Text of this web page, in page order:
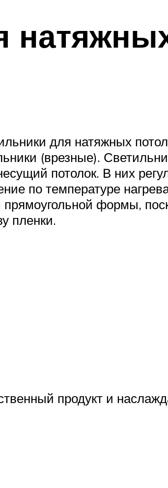
для натяжных
(врезные).
потолок. В них
по температуре
формы,
пленки.
продукт и